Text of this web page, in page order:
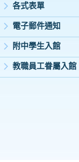
各式表單
電子郵件通知
附中學生入館
教職員工眷屬入館